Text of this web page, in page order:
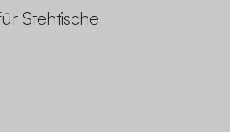
Stehtische